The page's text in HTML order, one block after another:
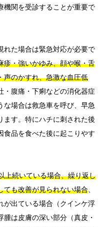
機関を受診することが重要で
れた場合は緊急対応が必要で
疹・強いかゆみ、顔や喉・舌
声のかすれ、急激な血圧低
・腹痛・下痢などの消化器症
な場合は救急車を呼び、早急
ます。特にハチに刺された後
食品を食べた後に起こりやす
上続いている場合、繰り返し
ても改善が見られない場合
が出ている場合（クインケ浮
は皮膚の深い部分（真皮・